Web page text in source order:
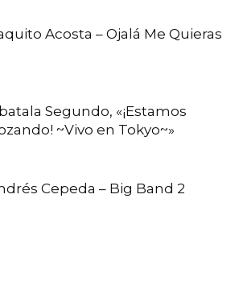
Acosta – Ojalá Me Quieras
Segundo, «¡Estamos
~Vivo en Tokyo~»
Cepeda – Big Band 2